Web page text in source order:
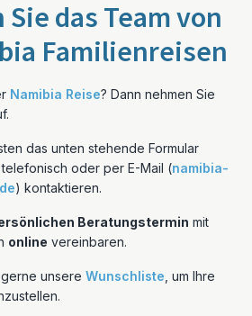
das Team von
Familienreisen
Namibia Reise? Dann nehmen Sie
das unten stehende Formular
oder per E-Mail (namibia-
) kontaktieren.
Beratungstermin mit
online vereinbaren.
unsere Wunschliste , um Ihre